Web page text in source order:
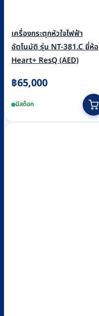
เครื่องกระตุกหัวใจไฟฟ้า
อัตโนมัติ รุ่น NT-381.C ยี่ห้อ
Heart+ ResQ (AED)
฿65,000
มีสต็อก